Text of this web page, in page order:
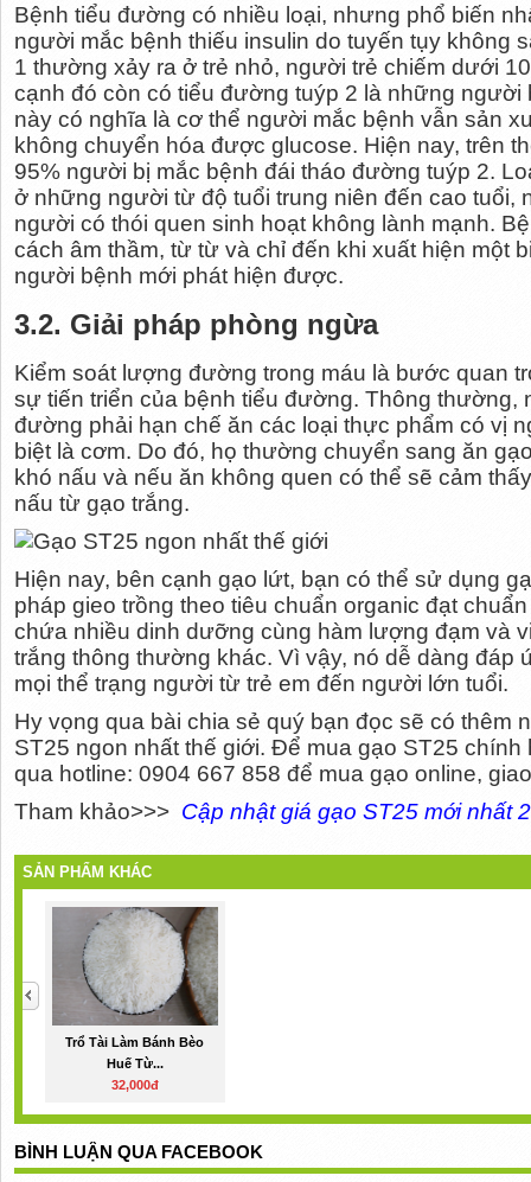
Bệnh tiểu đường có nhiều loại, nhưng phổ biến
người mắc bệnh thiếu insulin do tuyến tụy không
1 thường xảy ra ở trẻ nhỏ, người trẻ chiếm dưới
cạnh đó còn có tiểu đường tuýp 2 là những người
này có nghĩa là cơ thể người mắc bệnh vẫn sản
không chuyển hóa được glucose. Hiện nay, trên
95% người bị mắc bệnh đái tháo đường tuýp 2.
ở những người từ độ tuổi trung niên đến cao tuổi,
người có thói quen sinh hoạt không lành mạnh.
cách âm thầm, từ từ và chỉ đến khi xuất hiện một
người bệnh mới phát hiện được.
3.2. Giải pháp phòng ngừa
Kiểm soát lượng đường trong máu là bước quan
sự tiến triển của bệnh tiểu đường. Thông thường,
đường phải hạn chế ăn các loại thực phẩm có vị
biệt là cơm. Do đó, họ thường chuyển sang ăn
khó nấu và nếu ăn không quen có thể sẽ cảm
nấu từ gạo trắng.
Hiện nay, bên cạnh gạo lứt, bạn có thể sử dụng
pháp gieo trồng theo tiêu chuẩn organic đạt
chứa nhiều dinh dưỡng cùng hàm lượng đạm và
trắng thông thường khác. Vì vậy, nó dễ dàng đáp
mọi thể trạng người từ trẻ em đến người lớn tuổi.
Hy vọng qua bài chia sẻ quý bạn đọc sẽ có thêm
ST25 ngon nhất thế giới. Để mua gạo ST25
qua hotline: 0904 667 858 để mua gạo online,
Tham khảo>>> Cập nhật giá gạo ST25 mới nhất
SẢN PHẨM KHÁC
Trổ Tài Làm Bánh Bèo
Huế Từ...
32,000đ
BÌNH LUẬN QUA FACEBOOK